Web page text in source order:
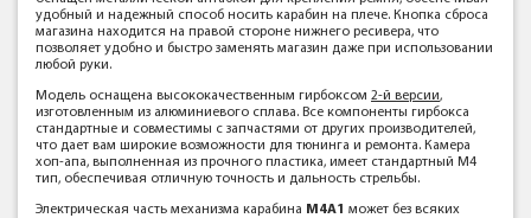
удобный и надежный способ носить карабин на плече. Кнопка сброса
магазина находится на правой стороне нижнего ресивера, что
позволяет удобно и быстро заменять магазин даже при использовании
любой руки.
Модель оснащена высококачественным гирбоксом 2-й версии,
изготовленным из алюминиевого сплава. Все компоненты гирбокса
стандартные и совместимы с запчастями от других производителей,
что дает вам широкие возможности для тюнинга и ремонта. Камера
хоп-апа, выполненная из прочного пластика, имеет стандартный М4
тип, обеспечивая отличную точность и дальность стрельбы.
Электрическая часть механизма карабина M4A1 может без всяких